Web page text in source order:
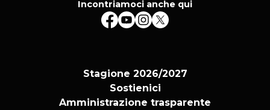
Incontriamoci anche qui
Stagione 2026/2027
Sostienici
Amministrazione trasparente